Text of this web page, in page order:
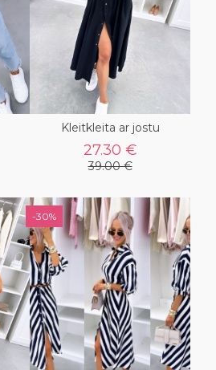
Kleitkleita ar jostu
27.30 €
39.00 €
-30%